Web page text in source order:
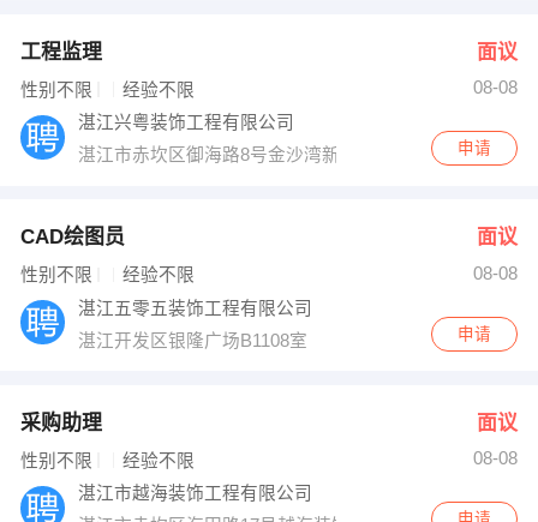
工程监理 面议
性别不限 经验不限
08-08
湛江兴粤装饰工程有限公司
湛江市赤坎区御海路8号金沙湾新城御海园3号楼首层5号
申请
CAD绘图员 面议
性别不限 经验不限
08-08
湛江五零五装饰工程有限公司
湛江开发区银隆广场B1108室
申请
采购助理 面议
性别不限 经验不限
08-08
湛江市越海装饰工程有限公司